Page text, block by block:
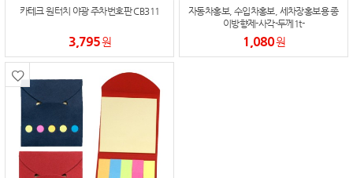
카테크 원터치 야광 주차번호판 CB311
3,795원
자동차홍보, 수입차홍보, 세차장홍보용 종
이방향제-사각-두께1t-
1,080원